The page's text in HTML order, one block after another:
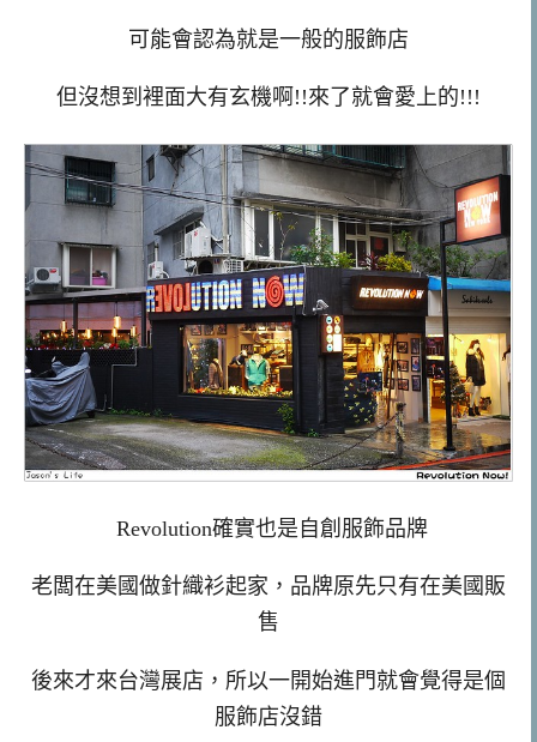
可能會認為就是一般的服飾店
但沒想到裡面大有玄機啊!!來了就會愛上的!!!
Revolution確實也是自創服飾品牌
老闆在美國做針織衫起家，品牌原先只有在美國販
售
後來才來台灣展店，所以一開始進門就會覺得是個
服飾店沒錯